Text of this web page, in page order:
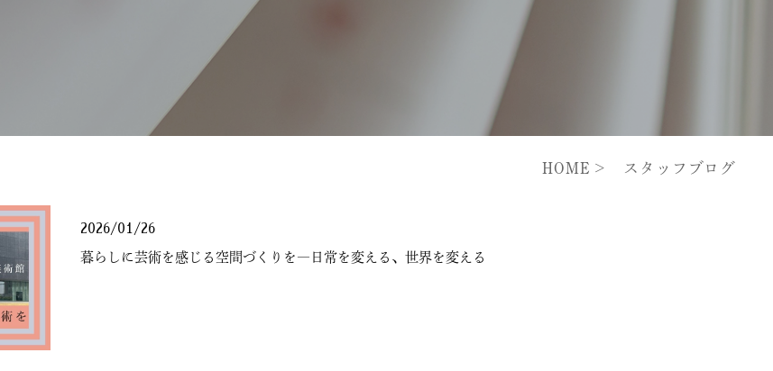
HOME スタッフブログ
2026/01/26
暮らしに芸術を感じる空間づくりを―日常を変える、世界を変える